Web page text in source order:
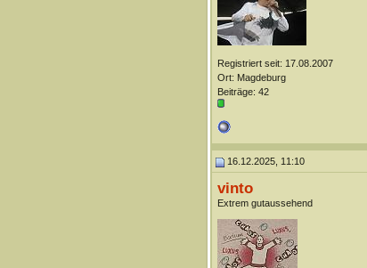
Registriert seit: 17.08.2007
Ort: Magdeburg
Beiträge: 42
16.12.2025, 11:10
vinto
Extrem gutaussehend